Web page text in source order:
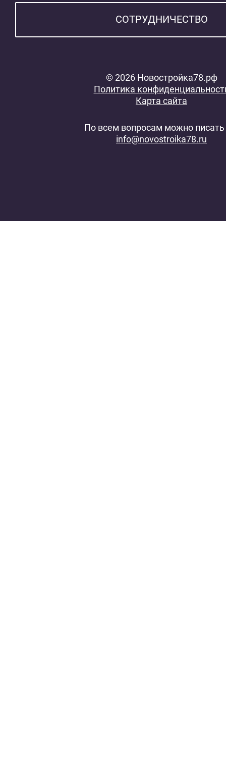
СОТРУДНИЧЕСТВО
© 2026 Новостройка78.рф
Политика
Карта сайта
По всем вопросам можно писать
info@novostroika78.ru